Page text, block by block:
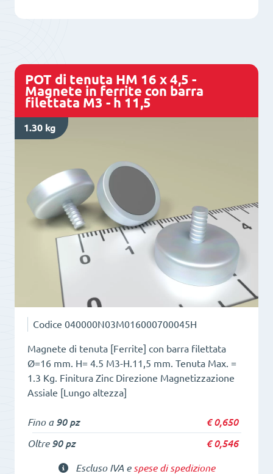
-
Magnete
in
barra
filettata
M3
-
h
11,5
quantità
POT di tenuta HM 16 x 4,5 -
Magnete in ferrite con barra
filettata M3 - h 11,5
1.30 kg
Codice 040000N03M016000700045H
Magnete di tenuta [Ferrite] con barra filettata
Ø=16 mm. H= 4.5 M3-H.11,5 mm. Tenuta Max. =
1.3 Kg. Finitura Zinc Direzione Magnetizzazione
Assiale [Lungo altezza]
Fino a 90 pz €0,650
Oltre 90 pz €0,546
Escluso IVA e spese di spedizione